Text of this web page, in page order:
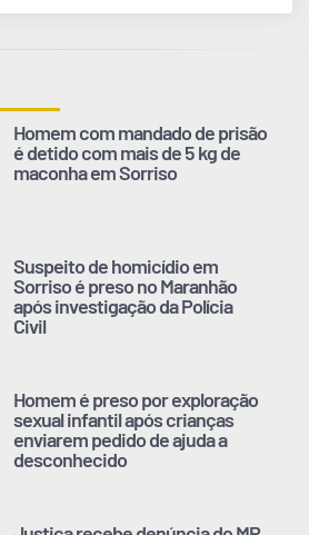
Homem com mandado de prisão
é detido com mais de 5 kg de
maconha em Sorriso
Suspeito de homicídio em
Sorriso é preso no Maranhão
após investigação da Polícia
Civil
Homem é preso por exploração
sexual infantil após crianças
enviarem pedido de ajuda a
desconhecido